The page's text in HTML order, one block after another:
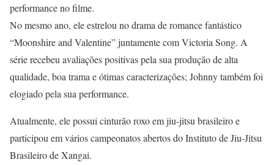
performance no filme.
No mesmo ano, ele estrelou no drama de romance fantástico
“Moonshire and Valentine” juntamente com Victoria Song. A
série recebeu avaliações positivas pela sua produção de alta
qualidade, boa trama e ótimas caracterizações; Johnny também foi
elogiado pela sua performance.
Atualmente, ele possui cinturão roxo em jiu-jitsu brasileiro e
participou em vários campeonatos abertos do Instituto de Jiu-Jitsu
Brasileiro de Xangai.